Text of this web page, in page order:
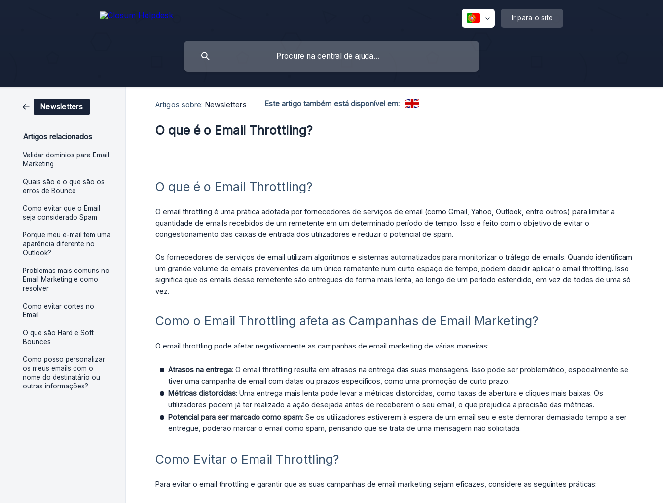
Ir para o site
Newsletters
Artigos relacionados
Validar domínios para Email
Marketing
Quais são e o que são os
erros de Bounce
Como evitar que o Email
seja considerado Spam
Porque meu e-mail tem uma
aparência diferente no
Outlook?
Problemas mais comuns no
Email Marketing e como
resolver
Como evitar cortes no
Email
O que são Hard e Soft
Bounces
Como posso personalizar
os meus emails com o
nome do destinatário ou
outras informações?
Artigos sobre: Newsletters Este artigo também está disponível em:
O que é o Email Throttling?
O que é o Email Throttling?
O email throttling é uma prática adotada por fornecedores de serviços de email (como Gmail, Yahoo, Outlook, entre outros) para limitar a
quantidade de emails recebidos de um remetente em um determinado período de tempo. Isso é feito com o objetivo de evitar o
congestionamento das caixas de entrada dos utilizadores e reduzir o potencial de spam.
Os fornecedores de serviços de email utilizam algoritmos e sistemas automatizados para monitorizar o tráfego de emails. Quando identificam
um grande volume de emails provenientes de um único remetente num curto espaço de tempo, podem decidir aplicar o email throttling. Isso
significa que os emails desse remetente são entregues de forma mais lenta, ao longo de um período estendido, em vez de todos de uma só
vez.
Como o Email Throttling afeta as Campanhas de Email Marketing?
O email throttling pode afetar negativamente as campanhas de email marketing de várias maneiras:
Atrasos na entrega: O email throttling resulta em atrasos na entrega das suas mensagens. Isso pode ser problemático, especialmente se
tiver uma campanha de email com datas ou prazos específicos, como uma promoção de curto prazo.
Métricas distorcidas: Uma entrega mais lenta pode levar a métricas distorcidas, como taxas de abertura e cliques mais baixas. Os
utilizadores podem já ter realizado a ação desejada antes de receberem o seu email, o que prejudica a precisão das métricas.
Potencial para ser marcado como spam: Se os utilizadores estiverem à espera de um email seu e este demorar demasiado tempo a ser
entregue, poderão marcar o email como spam, pensando que se trata de uma mensagem não solicitada.
Como Evitar o Email Throttling?
Para evitar o email throttling e garantir que as suas campanhas de email marketing sejam eficazes, considere as seguintes práticas: